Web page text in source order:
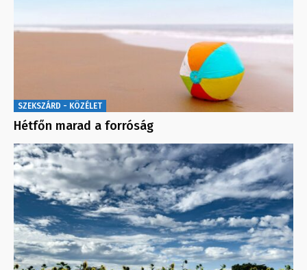
SZEKSZÁRD - KÖZÉLET
Hétfőn marad a forróság